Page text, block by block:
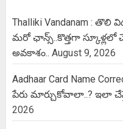
Thalliki Vandanam :
మరో ఛాన్స్..కొత్తగా స్కూళ్లలో
అవకాశం.. August 9, 2026
Aadhaar Card Name
పేరు మార్చుకోవాలా..? ఇలా
2026